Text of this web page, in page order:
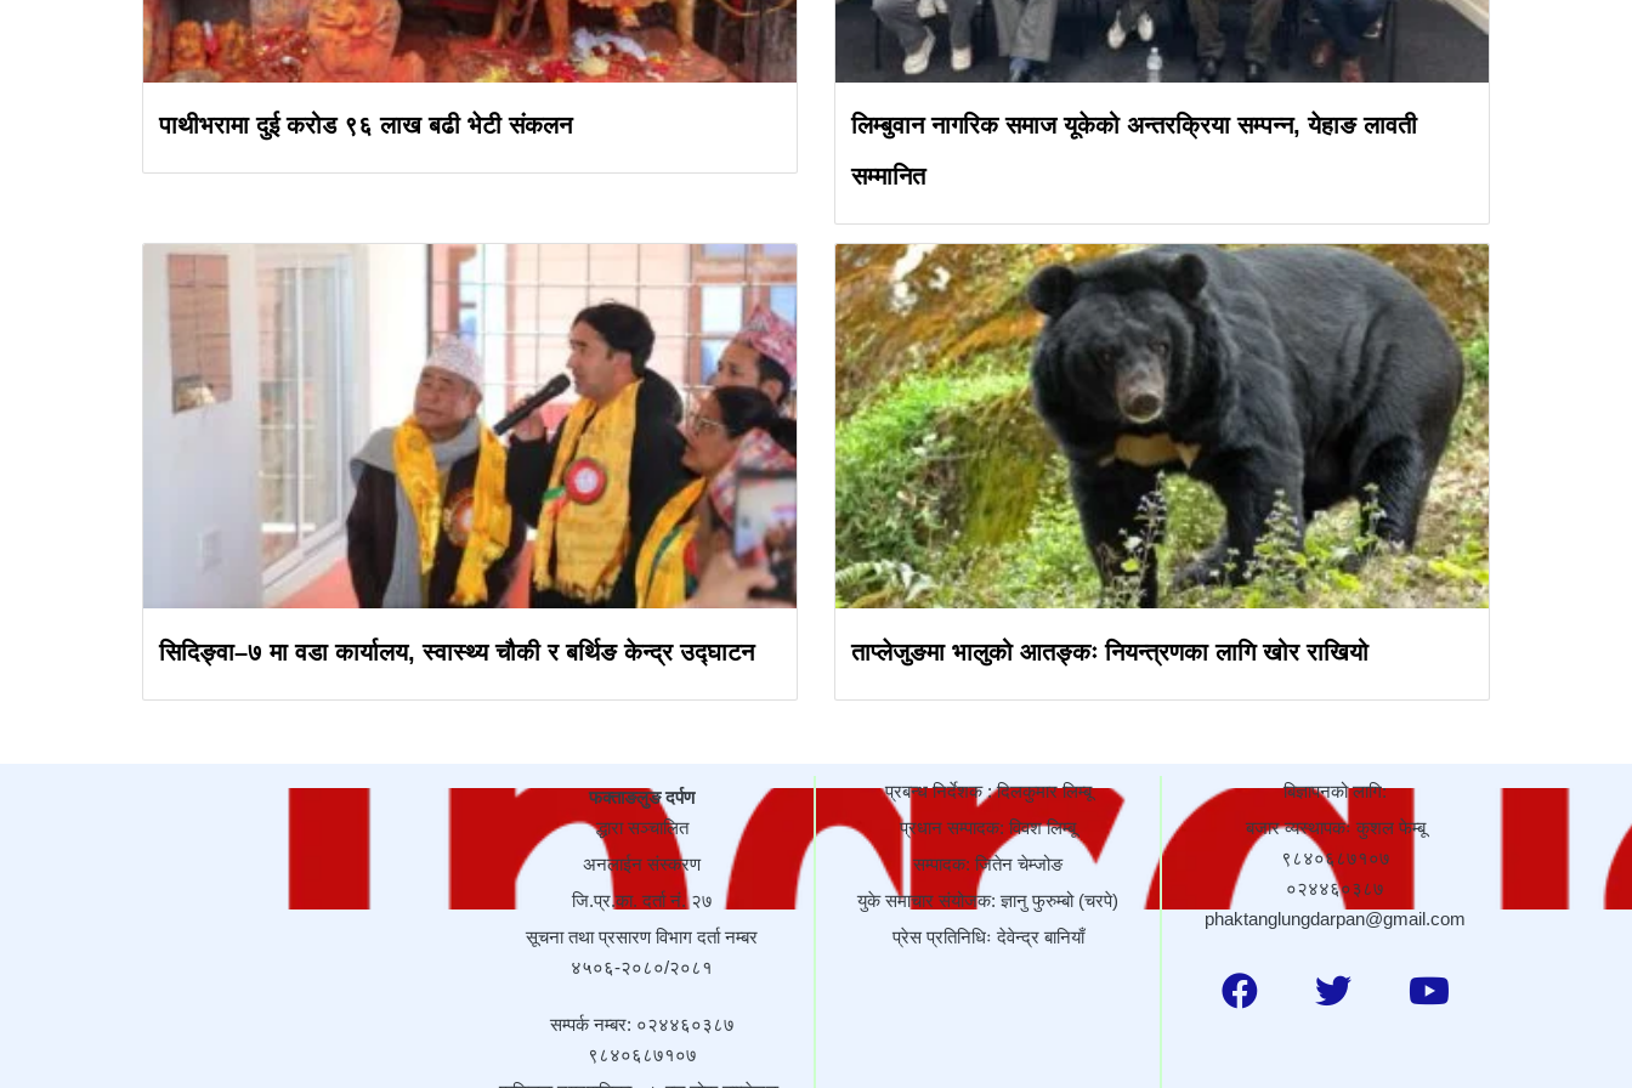
पाथीभरामा दुई करोड ९६ लाख बढी भेटी संकलन
लिम्बुवान नागरिक समाज यूकेको अन्तरक्रिया सम्पन्न, येहाङ लावती
सम्मानित
सिदिङ्वा–७ मा वडा कार्यालय, स्वास्थ्य चौकी र बर्थिङ केन्द्र उद्घाटन ताप्लेजुङमा भालुको आतङ्कः नियन्त्रणका लागि खोर राखियो
फक्ताङलुङ दर्पण
द्धारा सञ्चालित
अनलाईन संस्करण
जि.प्र.का. दर्ता नं. २७
सूचना तथा प्रसारण विभाग दर्ता नम्बर
४५०६-२०८०/२०८१
सम्पर्क नम्बर: ०२४४६०३८७
९८४०६८७१०७
प्रबन्ध निर्देशक : दिलकुमार लिम्बू
प्रधान सम्पादक: विवश लिम्बू
सम्पादक: जितेन चेम्जोङ
युके समाचार संयोजक: ज्ञानु फुरुम्बो (चरपे)
प्रेस प्रतिनिधिः देवेन्द्र बानियाँ
बिज्ञापनको लागि:
बजार व्यस्थापकः कुशल फेम्बू
९८४०६८७१०७
०२४४६०३८७
phaktanglungdarpan@gmail.com